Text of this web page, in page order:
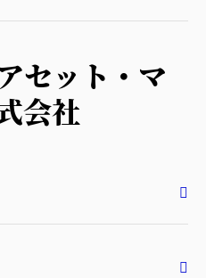
セット・マ
会社